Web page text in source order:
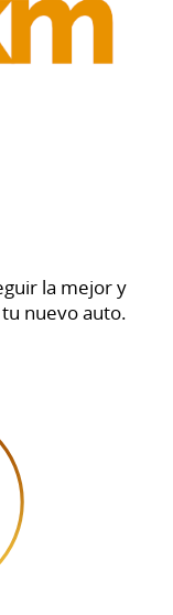
la mejor y
nuevo auto.